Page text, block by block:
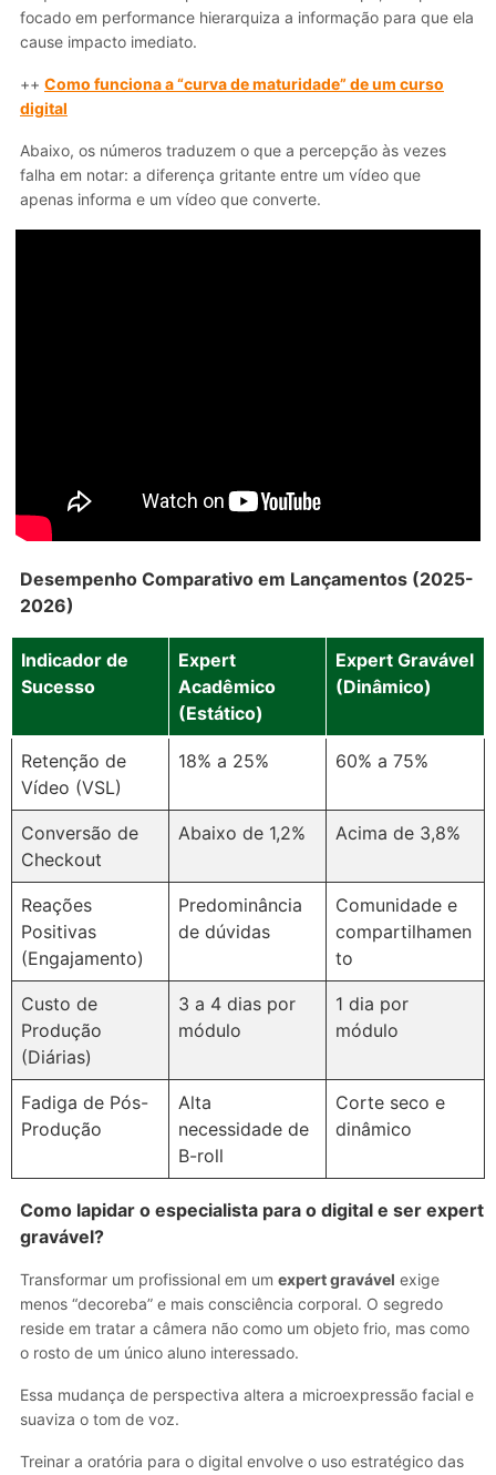
focado em performance hierarquiza a informação para que ela
cause impacto imediato.
++ Como funciona a “curva de maturidade” de um curso
digital
Abaixo, os números traduzem o que a percepção às vezes
falha em notar: a diferença gritante entre um vídeo que
apenas informa e um vídeo que converte.
Desempenho Comparativo em Lançamentos (2025-
2026)
Indicador de
Sucesso
Expert
Acadêmico
(Estático)
Expert Gravável
(Dinâmico)
Retenção de
Vídeo (VSL)
18% a 25% 60% a 75%
Conversão de
Checkout
Abaixo de 1,2% Acima de 3,8%
Reações
Positivas
(Engajamento)
Predominância
de dúvidas
Comunidade e
compartilhamen
to
Custo de
Produção
(Diárias)
3 a 4 dias por
módulo
1 dia por
módulo
Fadiga de Pós-
Produção
Alta
necessidade de
B-roll
Corte seco e
dinâmico
Como lapidar o especialista para o digital e ser expert
gravável?
Transformar um profissional em um expert gravável exige
menos “decoreba” e mais consciência corporal. O segredo
reside em tratar a câmera não como um objeto frio, mas como
o rosto de um único aluno interessado.
Essa mudança de perspectiva altera a microexpressão facial e
suaviza o tom de voz.
Treinar a oratória para o digital envolve o uso estratégico das